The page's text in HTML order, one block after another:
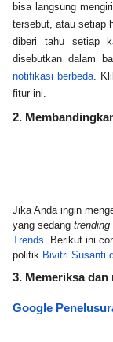
bisa langsung
tersebut, atau setiap
diberi tahu setiap
notifikasi berbeda.
fitur ini.
2.
Jika Anda ingin
yang sedang trending
Trends. Berikut ini
politik Bivitri Susanti
Google